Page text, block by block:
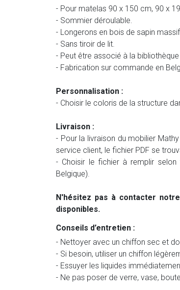
- Pour matelas 90 x 150 cm, 90 x
- Sommier déroulable.
- Longerons en bois de sapin
- Sans tiroir de lit.
- Peut être associé à la
- Fabrication sur commande en
Personnalisation :
- Choisir le coloris de la structure
Livraison :
- Pour la livraison du mobilier
service client, le fichier PDF se
- Choisir le fichier à remplir
Belgique).
N'hésitez pas à contacter
disponibles.
Conseils d’entretien :
- Nettoyer avec un chiffon sec et
- Si besoin, utiliser un chiffon
- Essuyer les liquides
- Ne pas poser de verre, vase,